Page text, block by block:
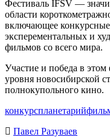
Фестиваль IFSV —
области
включающее
эксперементальных и
фильмов со всего мира.
Участие и победа в
уровня новосибирской
полнокупольного кино.
конкурспланетарий
Павел Разуваев